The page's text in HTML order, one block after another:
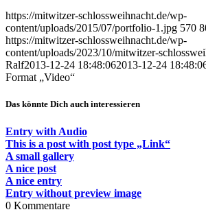
https://mitwitzer-schlossweihnacht.de/wp-
content/uploads/2015/07/portfolio-1.jpg 570
https://mitwitzer-schlossweihnacht.de/wp-
content/uploads/2023/10/mitwitzer-
Ralf2013-12-24 18:48:062013-12-24
Format „Video“
Das könnte Dich auch interessieren
Entry with Audio
This is a post with post type „Link“
A small gallery
A nice post
A nice entry
Entry without preview image
0 Kommentare